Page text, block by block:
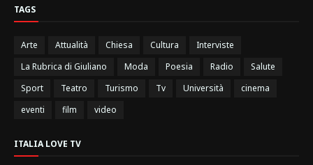
TAGS
Arte Attualità Chiesa Cultura
Interviste
La Rubrica di Giuliano
Moda Poesia Radio
Salute
Sport
Teatro Turismo Tv Università
cinema
eventi
film video
ITALIA LOVE TV